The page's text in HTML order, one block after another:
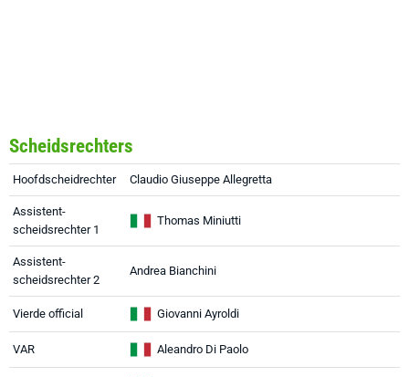
Scheidsrechters
Hoofdscheidrechter Claudio Giuseppe Allegretta
Assistent-
scheidsrechter 1
Thomas Miniutti
Assistent-
scheidsrechter 2
Andrea Bianchini
Vierde official Giovanni Ayroldi
VAR Aleandro Di Paolo